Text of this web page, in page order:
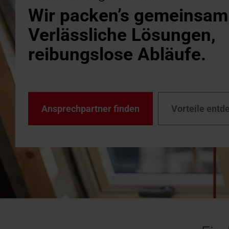
Einbau- & Wartungsvideos
Wir packen’s
Verlässliche Lösungen,
reibungslose Abläufe.
Ansprechpartner finden Vorteile